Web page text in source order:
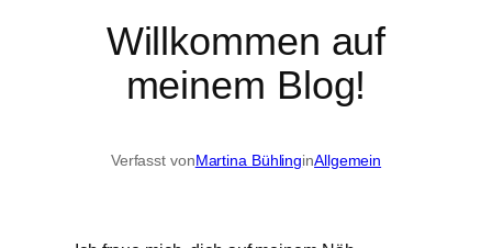
Willkommen auf
meinem Blog!
Verfasst vonMartina BühlinginAllgemein